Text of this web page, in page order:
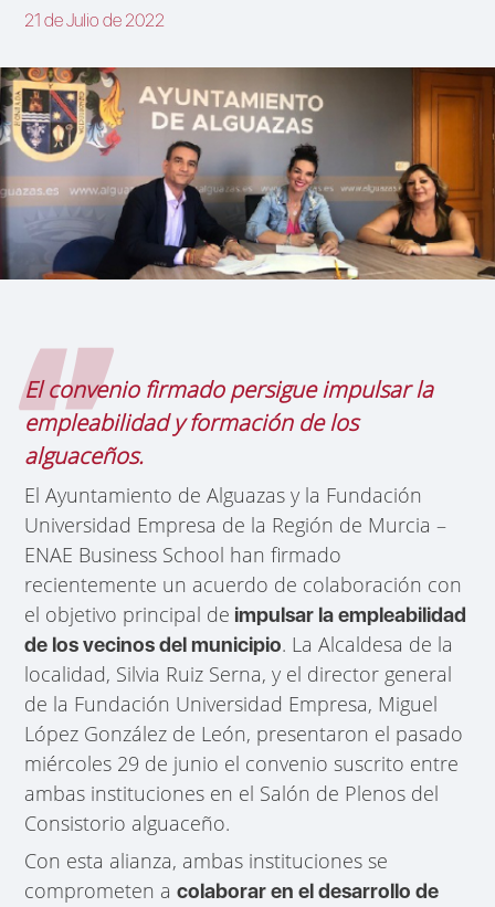
21 de Julio de 2022
El convenio firmado persigue impulsar la
empleabilidad y formación de los
alguaceños.
El Ayuntamiento de Alguazas y la Fundación
Universidad Empresa de la Región de Murcia –
ENAE Business School han firmado
recientemente un acuerdo de colaboración con
el objetivo principal de impulsar la empleabilidad
de los vecinos del municipio. La Alcaldesa de la
localidad, Silvia Ruiz Serna, y el director general
de la Fundación Universidad Empresa, Miguel
López González de León, presentaron el pasado
miércoles 29 de junio el convenio suscrito entre
ambas instituciones en el Salón de Plenos del
Consistorio alguaceño.
Con esta alianza, ambas instituciones se
comprometen acolaborar en el desarrollo de